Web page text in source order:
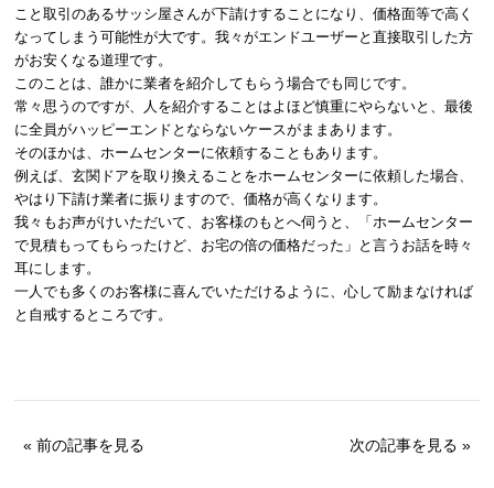
こと取引のあるサッシ屋さんが下請けすることになり、価格面等で高く
なってしまう可能性が大です。我々がエンドユーザーと直接取引した方
がお安くなる道理です。
このことは、誰かに業者を紹介してもらう場合でも同じです。
常々思うのですが、人を紹介することはよほど慎重にやらないと、最後
に全員がハッピーエンドとならないケースがままあります。
そのほかは、ホームセンターに依頼することもあります。
例えば、玄関ドアを取り換えることをホームセンターに依頼した場合、
やはり下請け業者に振りますので、価格が高くなります。
我々もお声がけいただいて、お客様のもとへ伺うと、「ホームセンター
で見積もってもらったけど、お宅の倍の価格だった」と言うお話を時々
耳にします。
一人でも多くのお客様に喜んでいただけるように、心して励まなければ
と自戒するところです。
« 前の記事を見る 次の記事を見る »